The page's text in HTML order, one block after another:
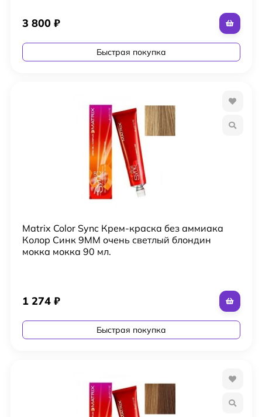
3 800 ₽
Быстрая покупка
Matrix Color Sync Крем-краска без аммиака
Колор Синк 9MM очень светлый блондин
мокка мокка 90 мл.
1 274 ₽
Быстрая покупка